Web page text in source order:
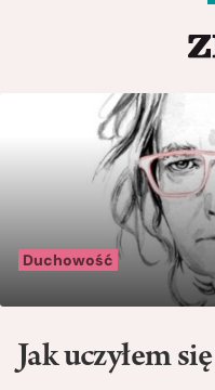
Duchowość
Jak uczyłem